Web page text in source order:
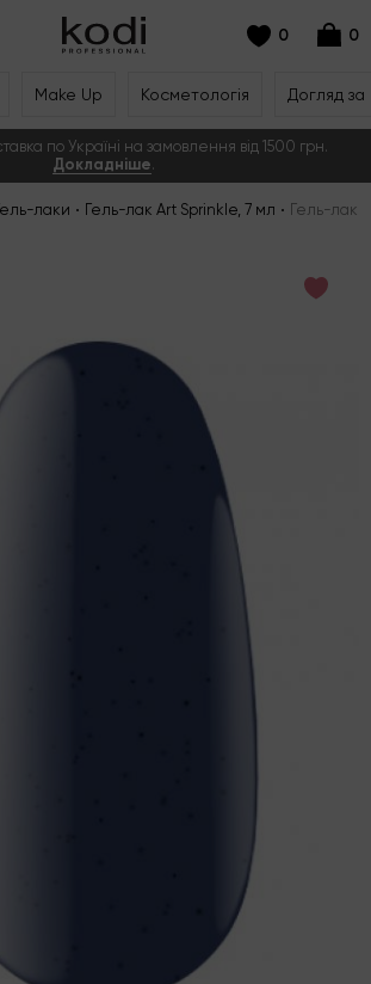
0 0
Make Up Косметологія Догляд
по Україні на замовлення від 1500 грн.
Докладніше.
лаки Гель-лак Art Sprinkle, 7 мл Гель-лак